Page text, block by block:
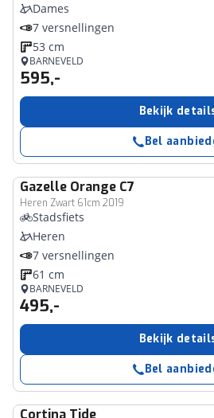
Dames
7 versnellingen
53 cm
BARNEVELD
595,-
Bekijk
Bel
Gazelle Orange C7
Heren Zwart 61cm 2019
Stadsfiets
Heren
7 versnellingen
61 cm
BARNEVELD
495,-
Bekijk
Bel
Cortina Tide